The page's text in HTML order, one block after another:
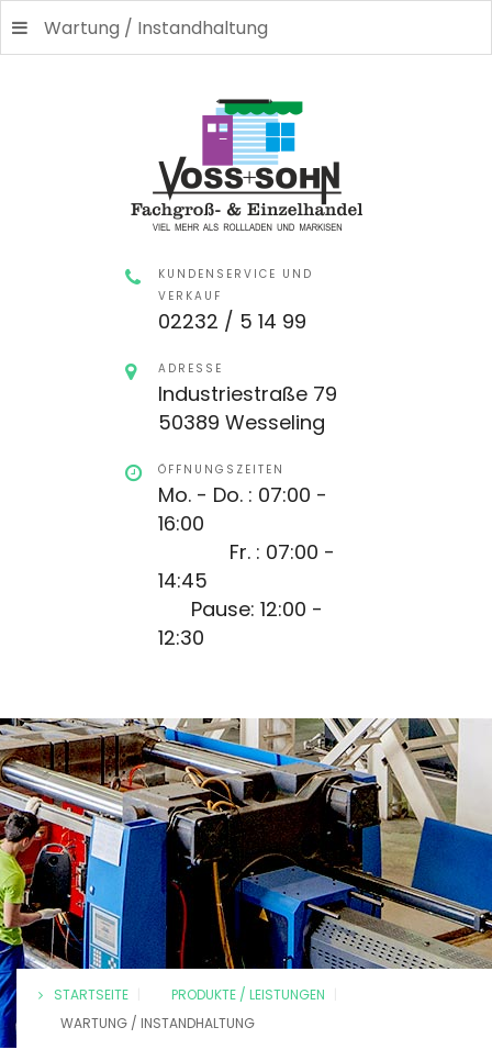
KUNDENSERVICE UND
VERKAUF
02232 / 5 14 99
ADRESSE
Industriestraße 79
50389 Wesseling
ÖFFNUNGSZEITEN
Mo. - Do. : 07:00 -
16:00
Fr. : 07:00 -
14:45
Pause: 12:00 -
12:30
Wartung / Instandhaltung
STARTSEITE PRODUKTE / LEISTUNGEN
WARTUNG / INSTANDHALTUNG